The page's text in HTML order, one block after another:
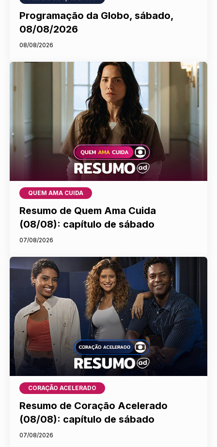
Programação da Globo, sábado,
08/08/2026
08/08/2026
QUEM AMA CUIDA
Resumo de Quem Ama Cuida
(08/08): capítulo de sábado
07/08/2026
CORAÇÃO ACELERADO
Resumo de Coração Acelerado
(08/08): capítulo de sábado
07/08/2026